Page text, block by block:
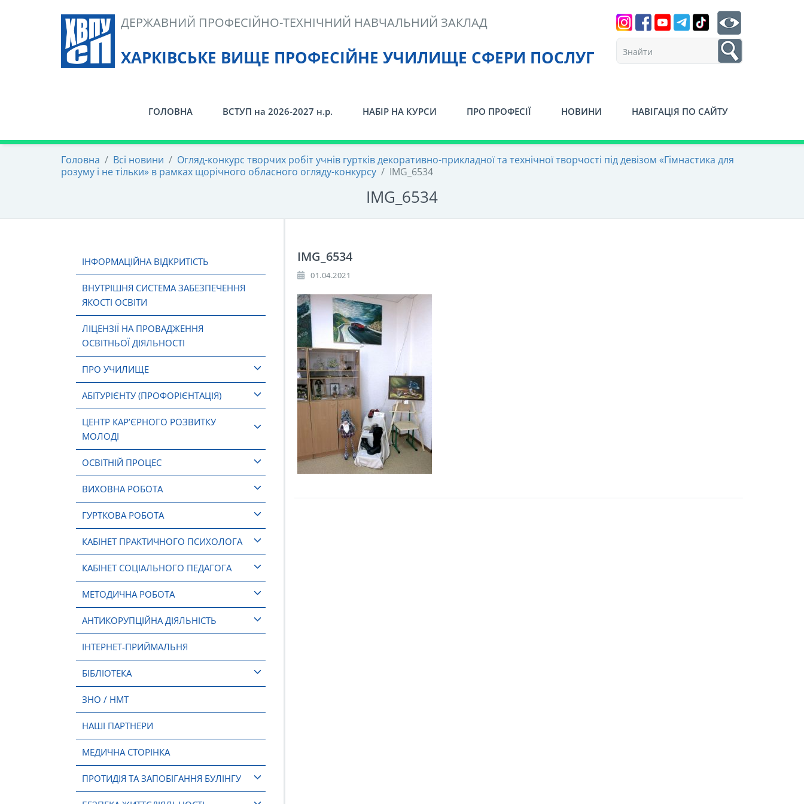
ХАРКІВСЬКЕ ВИЩЕ ПРОФЕСІЙНЕ УЧИЛИЩЕ СФЕРИ ПОСЛУГ
ДЕРЖАВНИЙ ПРОФЕСІЙНО-ТЕХНІЧНИЙ НАВЧАЛЬНИЙ ЗАКЛАД
1
ГОЛОВНА ВСТУП на 2026-2027 н.р. НАБІР НА КУРСИ ПРО ПРОФЕСІЇ НОВИНИ НАВІГАЦІЯ ПО САЙТУ
Головна / Всі новини / Огляд-конкурс творчих робіт учнів гуртків декоративно-прикладної та технічної творчості під девізом «Гімнастика для
розуму і не тільки» в рамках щорічного обласного огляду-конкурсу / IMG_6534
IMG_6534
ІНФОРМАЦІЙНА ВІДКРИТІСТЬ
ВНУТРІШНЯ СИСТЕМА ЗАБЕЗПЕЧЕННЯ
ЯКОСТІ ОСВІТИ
ЛІЦЕНЗІЇ НА ПРОВАДЖЕННЯ
ОСВІТНЬОЇ ДІЯЛЬНОСТІ
ПРО УЧИЛИЩЕ
АБІТУРІЄНТУ (ПРОФОРІЄНТАЦІЯ)
ЦЕНТР КАР’ЄРНОГО РОЗВИТКУ
МОЛОДІ
ОСВІТНІЙ ПРОЦЕС
ВИХОВНА РОБОТА
ГУРТКОВА РОБОТА
КАБІНЕТ ПРАКТИЧНОГО ПСИХОЛОГА
КАБІНЕТ СОЦІАЛЬНОГО ПЕДАГОГА
МЕТОДИЧНА РОБОТА
АНТИКОРУПЦІЙНА ДІЯЛЬНІСТЬ
ІНТЕРНЕТ-ПРИЙМАЛЬНЯ
БІБЛІОТЕКА
ЗНО / НМТ
НАШІ ПАРТНЕРИ
МЕДИЧНА СТОРІНКА
ПРОТИДІЯ ТА ЗАПОБІГАННЯ БУЛІНГУ
IMG_6534
01.04.2021